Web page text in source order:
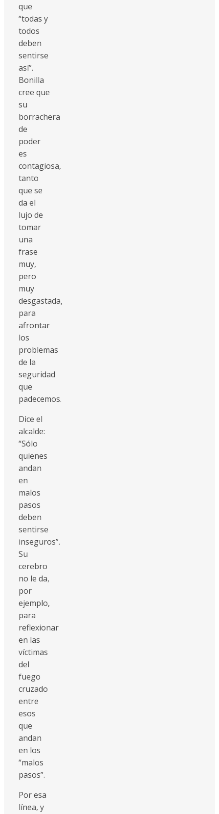
que
“todas y
todos
deben
sentirse
así”.
Bonilla
cree que
su
borrachera
de
poder
es
contagiosa,
tanto
que se
da el
lujo de
tomar
una
frase
muy,
pero
muy
desgastada,
para
afrontar
los
problemas
de la
seguridad
que
padecemos.
Dice el
alcalde:
“Sólo
quienes
andan
en
malos
pasos
deben
sentirse
inseguros”.
Su
cerebro
no le da,
por
ejemplo,
para
reflexionar
en las
víctimas
del
fuego
cruzado
entre
esos
que
andan
en los
“malos
pasos”.
Por esa
línea, y